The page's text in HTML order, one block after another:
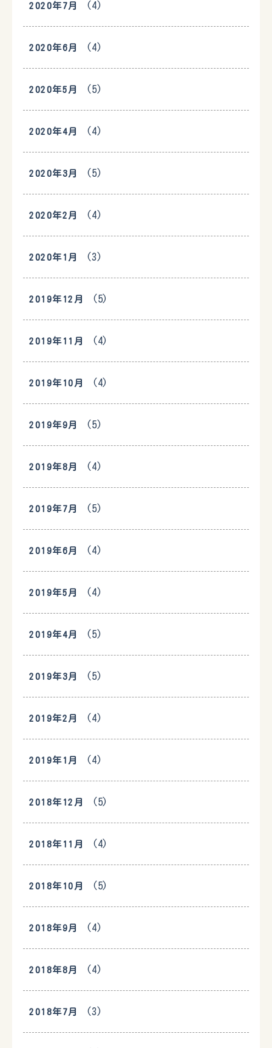
2020年7月 (4)
2020年6月 (4)
2020年5月 (5)
2020年4月 (4)
2020年3月 (5)
2020年2月 (4)
2020年1月 (3)
2019年12月 (5)
2019年11月 (4)
2019年10月 (4)
2019年9月 (5)
2019年8月 (4)
2019年7月 (5)
2019年6月 (4)
2019年5月 (4)
2019年4月 (5)
2019年3月 (5)
2019年2月 (4)
2019年1月 (4)
2018年12月 (5)
2018年11月 (4)
2018年10月 (5)
2018年9月 (4)
2018年8月 (4)
2018年7月 (3)